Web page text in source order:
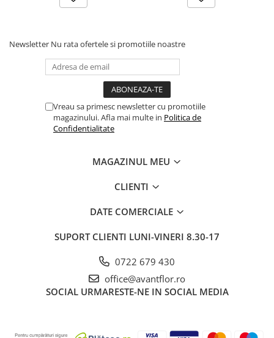
Newsletter Nu rata ofertele si promotiile noastre
Vreau sa primesc newsletter cu promotiile
magazinului. Afla mai multe in Politica de
Confidentialitate
MAGAZINUL MEU
CLIENTI
DATE COMERCIALE
SUPORT CLIENTI LUNI-VINERI 8.30-17
0722 679 430
office@avantflor.ro
SOCIAL URMARESTE-NE IN SOCIAL MEDIA